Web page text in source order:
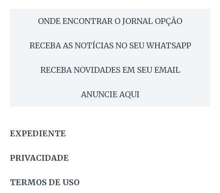
ONDE ENCONTRAR O JORNAL OPÇÃO
RECEBA AS NOTÍCIAS NO SEU WHATSAPP
RECEBA NOVIDADES EM SEU EMAIL
ANUNCIE AQUI
EXPEDIENTE
PRIVACIDADE
TERMOS DE USO